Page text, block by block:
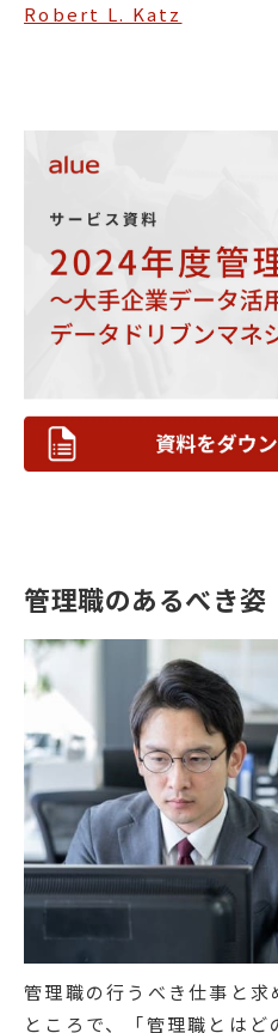
Robert L. Katz
管理職のあるべき姿
管理職の行うべき仕事と
ところで、「管理職とは